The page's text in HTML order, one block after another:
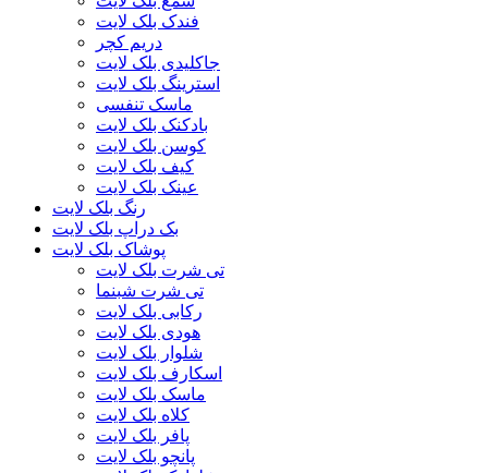
فندک بلک لایت
دریم کچر
جاکلیدی بلک لایت
استرینگ بلک لایت
ماسک تنفسی
بادکنک بلک لایت
کوسن بلک لایت
کیف بلک لایت
عینک بلک لایت
رنگ بلک لایت
بک دراپ بلک لایت
پوشاک بلک لایت
تی شرت بلک لایت
تی شرت شبنما
رکابی بلک لایت
هودی بلک لایت
شلوار بلک لایت
اسکارف بلک لایت
ماسک بلک لایت
کلاه بلک لایت
پافر بلک لایت
پانچو بلک لایت